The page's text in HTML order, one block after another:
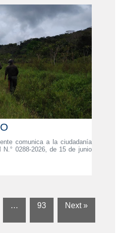
comunica a la ciudadanía
N.° 0288-2026, de 15 de junio
… 93 Next »